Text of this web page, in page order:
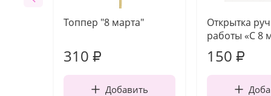
Топпер "8 марта"
310 ₽
Добавить
Открытка
работы «С 8
150 ₽